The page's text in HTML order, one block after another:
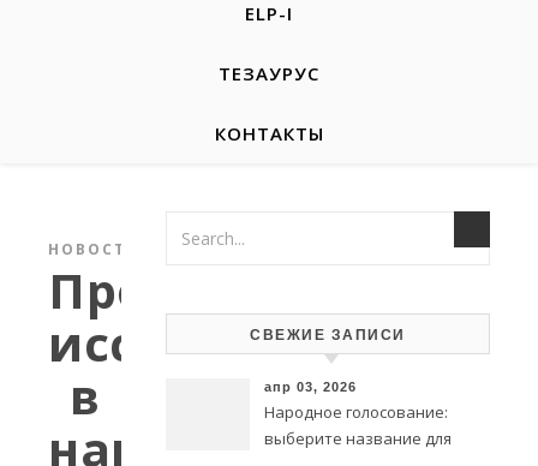
ELP-I
ТЕЗАУРУС
КОНТАКТЫ
НОВОСТИ
Продолжаются
исследования
в
направлении
СВЕЖИЕ ЗАПИСИ
апр 03, 2026
Народное голосование:
выберите название для